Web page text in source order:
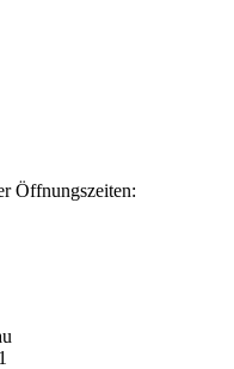
Öffnungszeiten: